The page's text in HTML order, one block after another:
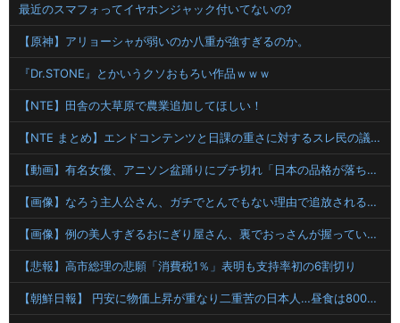
最近のスマフォってイヤホンジャック付いてないの?
【原神】アリョーシャが弱いのか八重が強すぎるのか。
『Dr.STONE』とかいうクソおもろい作品ｗｗｗ
【NTE】田舎の大草原で農業追加してほしい！
【NTE まとめ】エンドコンテンツと日課の重さに対するスレ民の議論
【動画】有名女優、アニソン盆踊りにブチ切れ「日本の品格が落ちたと思いました」
【画像】なろう主人公さん、ガチでとんでもない理由で追放されるwww
【画像】例の美人すぎるおにぎり屋さん、裏でおっさんが握っていたｗｗｗｗｗｗｗｗｗｗｗｗｗｗｗｗｗ
【悲報】高市総理の悲願「消費税1％」表明も支持率初の6割切り
【朝鮮日報】 円安に物価上昇が重なり二重苦の日本人…昼食は800円の弁当、花火大会も相次ぎ中止